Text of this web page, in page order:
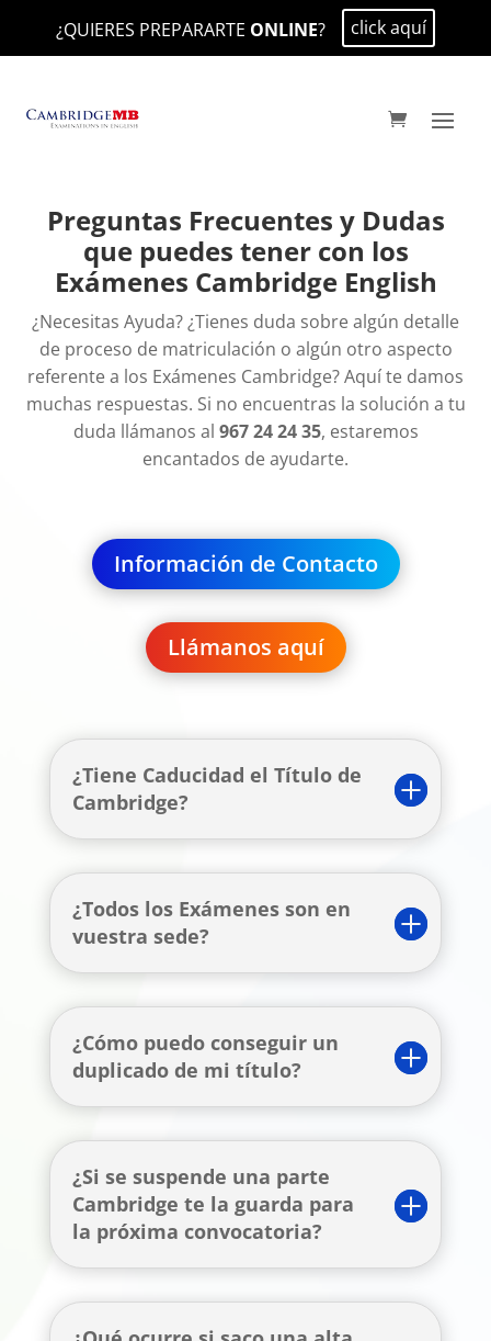
¿QUIERES PREPARARTE ONLINE? click aquí
Preguntas Frecuentes y Dudas
que puedes tener con los
Exámenes Cambridge English
¿Necesitas Ayuda? ¿Tienes duda sobre algún detalle
de proceso de matriculación o algún otro aspecto
referente a los Exámenes Cambridge? Aquí te damos
muchas respuestas. Si no encuentras la solución a tu
duda llámanos al 967 24 24 35, estaremos
encantados de ayudarte.
Información de Contacto
Llámanos aquí
¿Tiene Caducidad el Título de
Cambridge?
¿Todos los Exámenes son en
vuestra sede?
¿Cómo puedo conseguir un
duplicado de mi título?
¿Si se suspende una parte
Cambridge te la guarda para
la próxima convocatoria?